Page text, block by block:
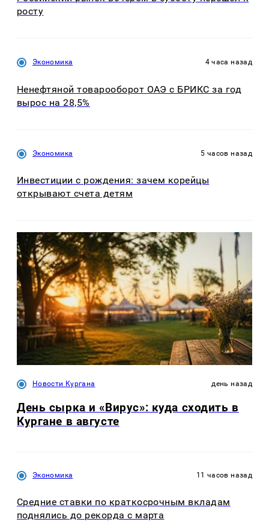
росту
Экономика 4 часа назад
Ненефтяной товарооборот ОАЭ с БРИКС за год
вырос на 28,5%
Экономика 5 часов назад
Инвестиции с рождения: зачем корейцы
открывают счета детям
Новости Кургана день назад
День сырка и «Вирус»: куда сходить в
Кургане в августе
Экономика 11 часов назад
Средние ставки по краткосрочным вкладам
поднялись до рекорда с марта